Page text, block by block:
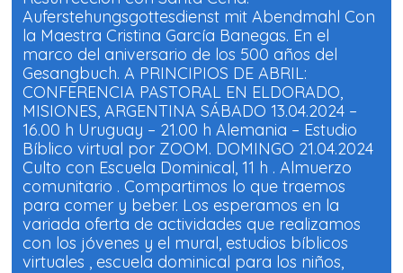
a
n
u
e
v
a
)
a
n
u
e
v
a
)
Auferstehungsgottesdienst mit Abendmahl Con
la Maestra Cristina García Banegas. En el
marco del aniversario de los 500 años del
Gesangbuch. A PRINCIPIOS DE ABRIL:
CONFERENCIA PASTORAL EN ELDORADO,
MISIONES, ARGENTINA SÁBADO 13.04.2024 –
16.00 h Uruguay – 21.00 h Alemania – Estudio
Bíblico virtual por ZOOM. DOMINGO 21.04.2024
Culto con Escuela Dominical, 11 h . Almuerzo
comunitario . Compartimos lo que traemos
para comer y beber. Los esperamos en la
variada oferta de actividades que realizamos
con los jóvenes y el mural, estudios bíblicos
virtuales , escuela dominical para los niños,